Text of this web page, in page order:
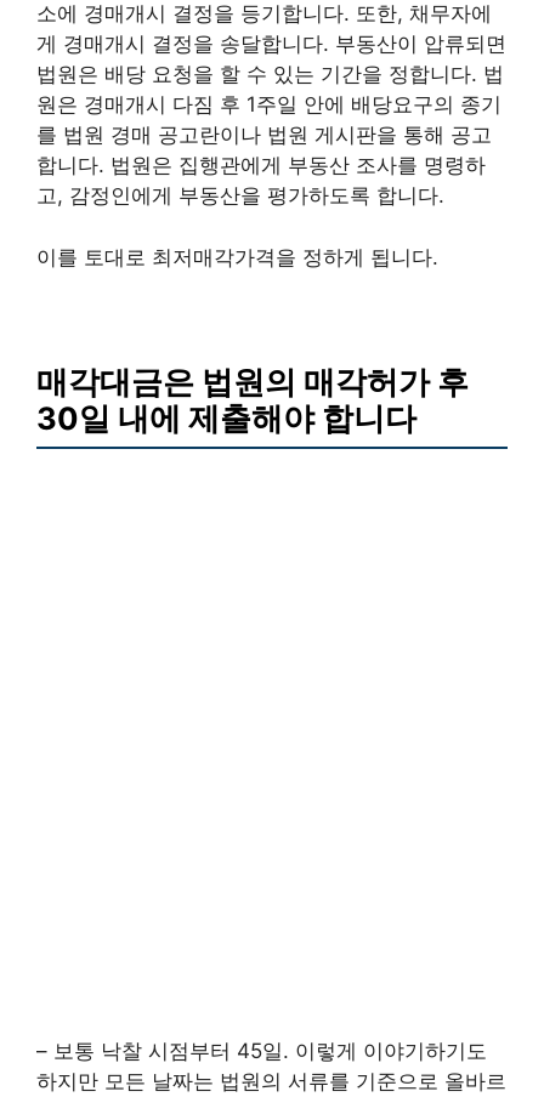
소에 경매개시 결정을 등기합니다. 또한, 채무자에
게 경매개시 결정을 송달합니다. 부동산이 압류되면
법원은 배당 요청을 할 수 있는 기간을 정합니다. 법
원은 경매개시 다짐 후 1주일 안에 배당요구의 종기
를 법원 경매 공고란이나 법원 게시판을 통해 공고
합니다. 법원은 집행관에게 부동산 조사를 명령하
고, 감정인에게 부동산을 평가하도록 합니다.
이를 토대로 최저매각가격을 정하게 됩니다.
매각대금은 법원의 매각허가 후
30일 내에 제출해야 합니다
– 보통 낙찰 시점부터 45일. 이렇게 이야기하기도
하지만 모든 날짜는 법원의 서류를 기준으로 올바르